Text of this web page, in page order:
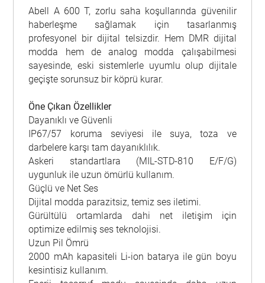
Abell A 600 T, zorlu saha koşullarında güvenilir
haberleşme sağlamak için tasarlanmış
profesyonel bir dijital telsizdir. Hem DMR dijital
modda hem de analog modda çalışabilmesi
sayesinde, eski sistemlerle uyumlu olup dijitale
geçişte sorunsuz bir köprü kurar.
Öne Çıkan Özellikler
Dayanıklı ve Güvenli
IP67/57 koruma seviyesi ile suya, toza ve
darbelere karşı tam dayanıklılık.
Askeri standartlara (MIL-STD-810 E/F/G)
uygunluk ile uzun ömürlü kullanım.
Güçlü ve Net Ses
Dijital modda parazitsiz, temiz ses iletimi.
Gürültülü ortamlarda dahi net iletişim için
optimize edilmiş ses teknolojisi.
Uzun Pil Ömrü
2000 mAh kapasiteli Li-ion batarya ile gün boyu
kesintisiz kullanım.